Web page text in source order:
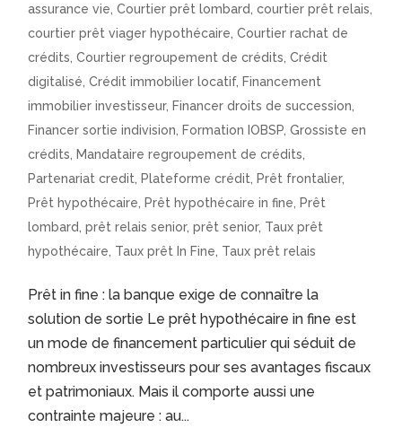
assurance vie ,Courtier prêt lombard ,courtier prêt relais
courtier prêt viager hypothécaire ,Courtier rachat de
crédits ,Courtier regroupement de crédits ,Crédit
digitalisé ,Crédit immobilier locatif, Financement
immobilier investisseur, Financer droits de succession
Financer sortie indivision
Formation IOBSP ,Grossiste en
crédits
Mandataire regroupement de crédits
Partenariat credit
Plateforme crédit Prêt frontalier,
Prêt hypothécaire
Prêt hypothécaire in fine
Prêt
lombard ,prêt relais senior,prêt senior, Taux prêt
hypothécaire Taux prêt In Fine Taux prêt relais
Prêt in fine : la banque exige de connaître la
solution de sortie Le prêt hypothécaire in fine est
un mode de financement particulier qui séduit de
nombreux investisseurs pour ses avantages fiscaux
et patrimoniaux. Mais il comporte aussi une
contrainte majeure : au...